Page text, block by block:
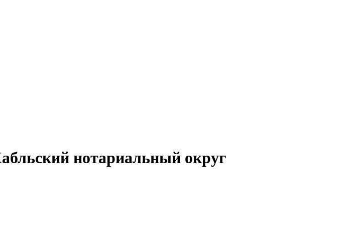
нотариальный округ